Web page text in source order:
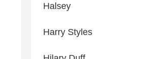
Halsey
Harry Styles